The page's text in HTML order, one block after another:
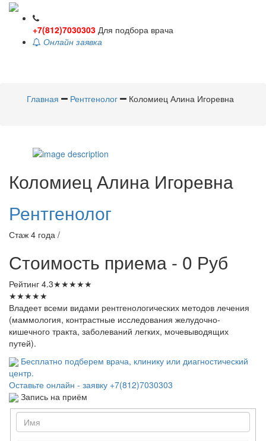
+7(812)7030303 Для подбора врача
Онлайн заявка
Главная
Рентгенолог Коломиец Алина Игоревна
КоломиецАлина Игоревна
Рентгенолог
Стаж 4 года /
Стоимость приема - 0 Руб
Рейтинг 4.3★★★★★
★★★★★
Владеет всеми видами рентгенологических методов лечения
(маммология, контрастные исследования желудочно-
кишечного тракта, заболеваний легких, мочевыводящих
путей).
Бесплатно подберем врача, клинику или диагностический
центр.
Оставьте онлайн - заявку +7(812)7030303
Запись на приём